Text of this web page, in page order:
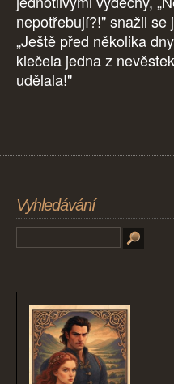
nepotřebují?!" snažil se
„Ještě před několika
klečela jedna z
udělala!"
Vyhledávání